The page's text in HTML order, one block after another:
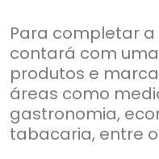
Para completar a
contará com
produtos e
áreas como
gastronomia,
tabacaria, entre